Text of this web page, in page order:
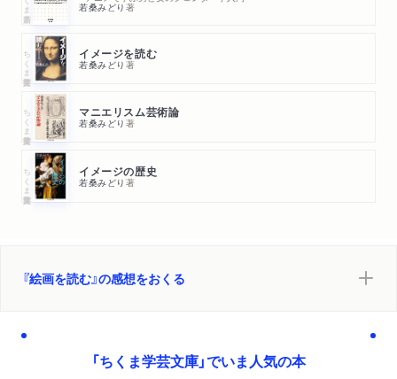
若桑みどり 著
ちくま学芸文庫 イメージを読む
若桑みどり 著
ちくま学芸文庫 マニエリスム芸術論
若桑みどり 著
ちくま学芸文庫 イメージの歴史
若桑みどり 著
『絵画を読む』の感想をおくる
「ちくま学芸文庫」でいま人気の本